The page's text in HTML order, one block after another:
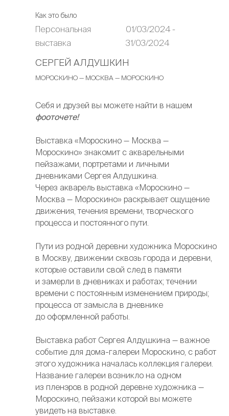
Как это было
Персональная
выставка
01/03/2024 -
31/03/2024
СЕРГЕЙ АЛДУШКИН
МОРОСКИНО — МОСКВА — МОРОСКИНО
Себя и друзей вы можете найти в нашем
фооточете!
Выставка «Мороскино — Москва —
Мороскино» знакомит с акварельными
пейзажами, портретами и личными
дневниками Сергея Алдушкина.
Через акварель выставка «Мороскино —
Москва — Мороскино» раскрывает ощущение
движения, течения времени, творческого
процесса и постоянного пути.
Пути из родной деревни художника Мороскино
в Москву, движении сквозь города и деревни,
которые оставили свой след в памяти
и замерли в дневниках и работах; течении
времени с постоянным изменением природы;
процесса от замысла в дневнике
до оформленной работы.
Выставка работ Сергея Алдушкина — важное
событие для дома-галереи Мороскино, с работ
этого художника началась коллекция галереи.
Название галереи возникло на одном
из пленэров в родной деревне художника —
Мороскино, пейзажи которой вы можете
увидеть на выставке.